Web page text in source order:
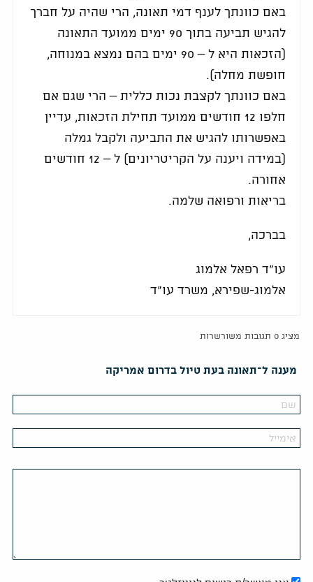
באם כוונתך לענף דמי תאונה, הרי שהיה על חברך
להגיש תביעה בתוך 90 ימים ממועד התאונה
(הזכאות היא ל – 90 ימים בהם נמצא במנוחה,
חופשת מחלה).
באם כוונתך לקצבת נכות כללית – הרי שגם אם
חלפו 12 חודשים ממועד תחילת הזכאות, עדיין
באפשרותו להגיש את התביעה ולקבל גמלה
(במידה ויענה על הקריטריונים) ל – 12 חודשים
אחורה.
בריאות ורפואה שלמה.
בברכה,
עו"ד רפאל אלמוג
אלמוג-שפירא, משרד עו"ד
מציג 0 תגובות משורשרות
מענה ל־תאונה בעת טיול בדרום אמריקה